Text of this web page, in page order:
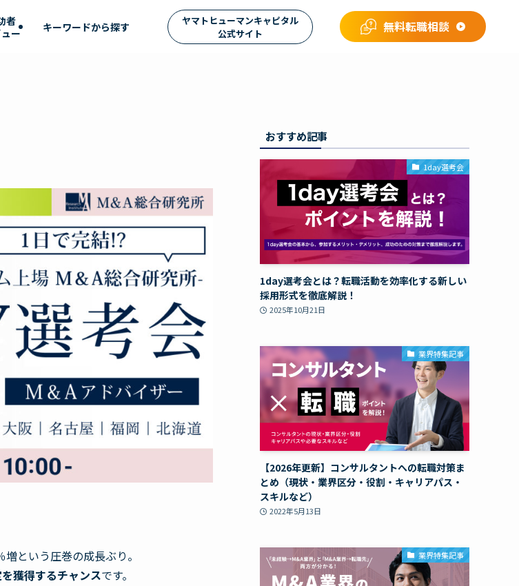
者
ー
ヤマトヒューマンキャピタル
公式サイト
無料転職相談
という圧巻の成長ぶり。
を獲得するチャンスです。
おすすめ記事
1day選考会
1day選考会とは？転職活動を効率化する新しい
採用形式を徹底解説！
2025年10月21日
業界特集記事
【2026年更新】コンサルタントへの転職対策ま
とめ（現状・業界区分・役割・キャリアパス・
スキルなど）
2022年5月13日
業界特集記事